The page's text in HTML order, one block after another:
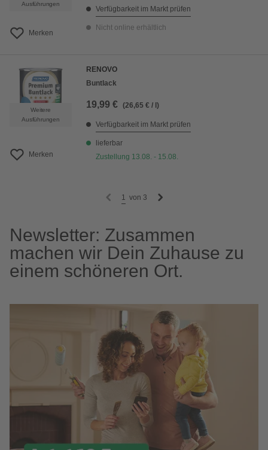
Ausführungen
Merken
Verfügbarkeit im Markt prüfen
Nicht online erhältlich
Weitere
Ausführungen
Merken
RENOVO
Buntlack
19,99 € (26,65 € / l)
Verfügbarkeit im Markt prüfen
lieferbar
Zustellung 13.08. - 15.08.
1 von 3
Newsletter: Zusammen
machen wir Dein Zuhause zu
einem schöneren Ort.